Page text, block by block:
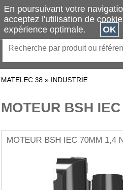
MATELEC 38 » INDUSTRIE
MOTEUR BSH
MOTEUR BSH IEC 70MM 1,4
En poursuivant votre
acceptez l'utilisation de
expérience optimale.
OK